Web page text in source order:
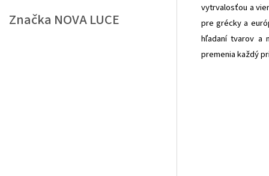
Značka NOVA LUCE
vytrvalosťou a
pre grécky a
hľadaní tvarov a
premenia každý